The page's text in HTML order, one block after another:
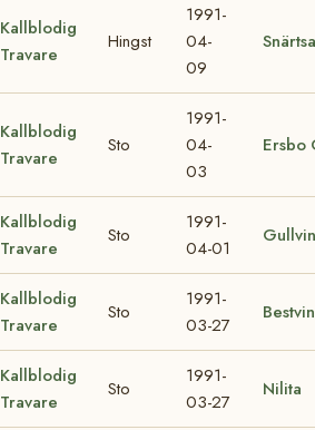
Kallblodig
Travare
Hingst
1991-
04-
09
Kallblodig
Travare
Sto
1991-
04-
03
Ersbo
Kallblodig
Travare
Sto
1991-
04-01
Kallblodig
Travare
Sto
1991-
03-27
Kallblodig
Travare
Sto
1991-
03-27
Nilita